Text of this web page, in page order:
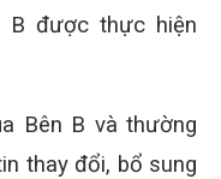
B được thực hiện
Bên B và thường
thay đổi, bổ sung